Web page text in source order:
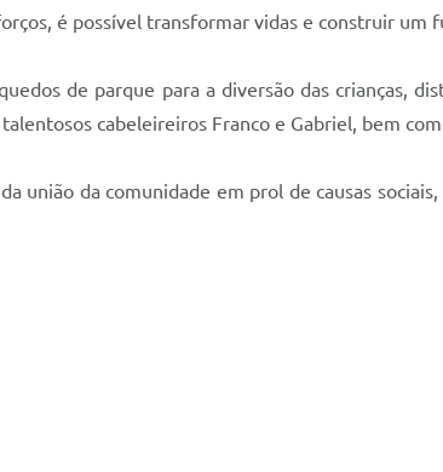
é possível transformar vidas e construir
de parque para a diversão das crianças,
cabeleireiros Franco e Gabriel, bem
união da comunidade em prol de causas